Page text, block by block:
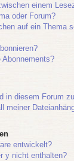
einem
oder Forum?
auf ein Thema
in diesem Forum
meiner
entwickelt?
y nicht enthalten?